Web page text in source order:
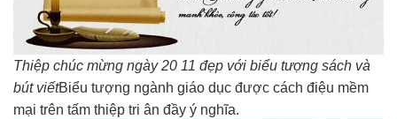
Thiệp chúc mừng ngày 20 11 đẹp với biểu tượng sách và
bút viếtBiểu tượng ngành giáo dục được cách điệu mềm
mại trên tấm thiệp tri ân đầy ý nghĩa.